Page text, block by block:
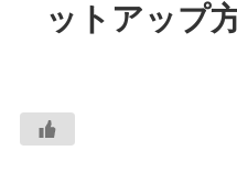
ットアップ